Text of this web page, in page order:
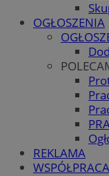
OGŁOSZENIA
REKLAMA
WSPÓŁPRACA